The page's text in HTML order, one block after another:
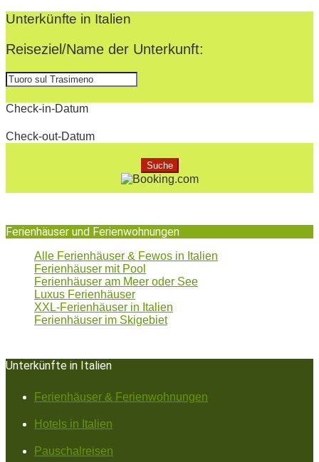
07-
28
Unterkünfte in Italien
Reiseziel/Name der Unterkunft:
Check-in-Datum
Check-out-Datum
Ferienhäuser und Ferienwohnungen
Alle Ferienhäuser & Fewos in Italien
Ferienhäuser mit Pool
Ferienhäuser am Meer oder See
Luxus Ferienhäuser
XXL-Ferienhäuser in Italien
Ferienhäuser im Skigebiet
Unterkünfte in Italien
Ferienhäuser & Ferienwohnungen
Hotels in Italien
Pauschalreisen